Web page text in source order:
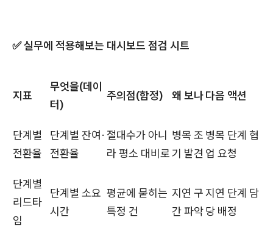
✅ 실무에 적용해보는 대시보드 점검 시트
지표
무엇을(데이
터)
주의점(함정) 왜 보나다음 액션
단계별
전환율
단계별 잔여·
전환율
절대수가 아니
라 평소 대비로
병목 조
기 발견
병목 단계 협
업 요청
단계별
리드타
임
단계별 소요
시간
평균에 묻히는
특정 건
지연 구
간 파악
지연 단계 담
당 배정